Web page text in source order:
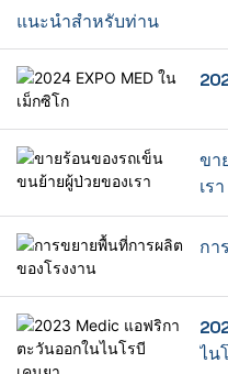
มาเพื่อมอบความสะดวกสบาย
ระหว่างการเคลื่อนย้าย รถเข็น
ของเราเป็นสิ่งที่ต้องมีสำหรับ
สถานพยาบาล คลิกเพื่อดูว่า
เหตุใดจึงเป็นตัวเลือกอันดับ
ต้นๆ สำหรับผู้เชี่ยวชาญ
ทางการแพทย์ทั่วโลก
แนะนำสำหรับท่าน
ขา
เรา
กา
ไน